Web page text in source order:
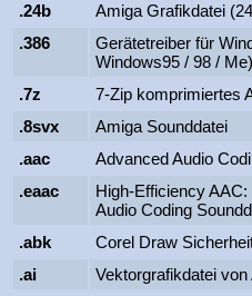
.24b
Amiga Grafikdatei
.386
Gerätetreiber für
Windows95 / 98 / Me)
.7z
7-Zip komprimiertes
.8svx
Amiga Sounddatei
.aac
Advanced Audio
.eaac
High-Efficiency
Audio Coding
.abk
Corel Draw
.ai
Vektorgrafikdatei